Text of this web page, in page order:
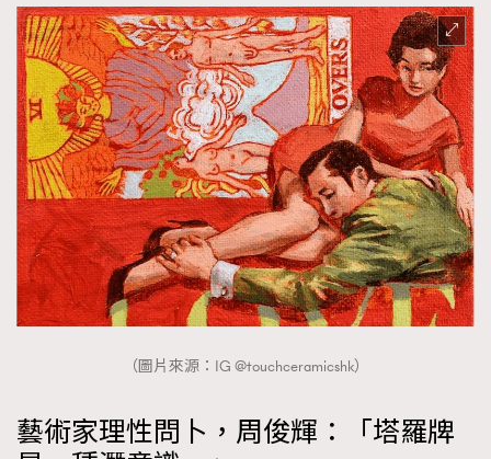
（圖片來源：IG @touchceramicshk）
藝術家理性問卜，周俊輝：「塔羅牌